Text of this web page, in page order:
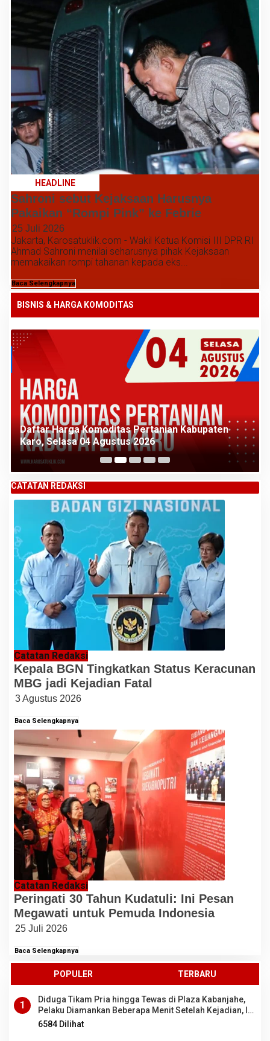
HEADLINE
Sahroni sebut Kejaksaan Harusnya
Pakaikan “Rompi Pink” ke Febrie
25 Juli 2026
Jakarta, Karosatuklik.com - Wakil Ketua Komisi III DPR RI
Ahmad Sahroni menilai seharusnya pihak Kejaksaan
memakaikan rompi tahanan kepada eks...
Baca Selengkapnya
BISNIS & HARGA KOMODITAS
Daftar Harga Komoditas Pertanian Kabupaten
Karo, Selasa 04 Agustus 2026
CATATAN REDAKSI
Catatan Redaksi
Kepala BGN Tingkatkan Status Keracunan
MBG jadi Kejadian Fatal
3 Agustus 2026
Baca Selengkapnya
Catatan Redaksi
Peringati 30 Tahun Kudatuli: Ini Pesan
Megawati untuk Pemuda Indonesia
25 Juli 2026
Baca Selengkapnya
POPULER TERBARU
1
Diduga Tikam Pria hingga Tewas di Plaza Kabanjahe,
Pelaku Diamankan Beberapa Menit Setelah Kejadian, Ini
Motifnya
6584 Dilihat